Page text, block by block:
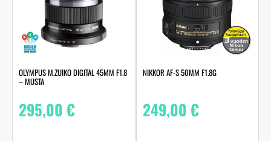
OLYMPUS M.ZUIKO DIGITAL 45MM F1.8
– MUSTA
295,00€
NIKKOR AF-S 50MM F1.8G
249,00€